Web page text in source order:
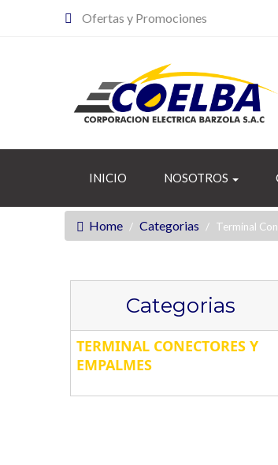
Ofertas y Promociones
INICIO NOSOTROS
Home Categorias Terminal
Categorias
TERMINAL CONECTORES Y
EMPALMES